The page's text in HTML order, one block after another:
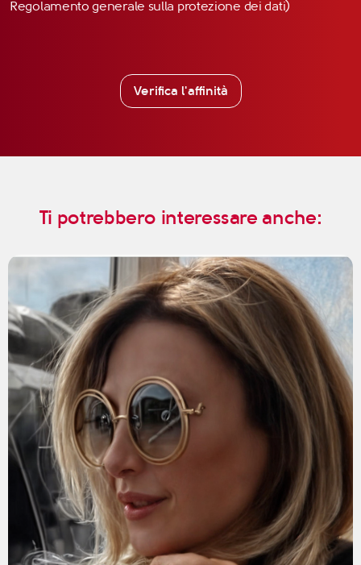
Regolamento generale sulla protezione dei dati)
Verifica l'affinità
Ti potrebbero interessare anche: